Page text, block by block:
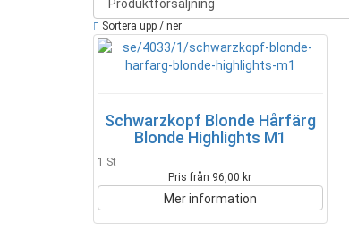
Sortera upp / ner
Schwarzkopf Blonde Hårfärg
Blonde Highlights M1
1 St
Pris från 96,00 kr
Mer information